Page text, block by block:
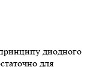
диодного
для